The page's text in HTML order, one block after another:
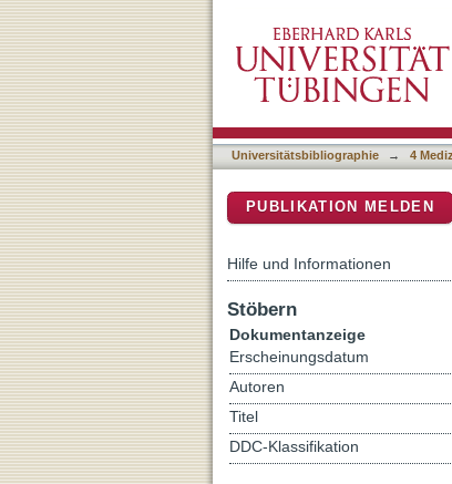
Universitätsbibliographie → 4
PUBLIKATION MELDEN
Hilfe und Informationen
Stöbern
Dokumentanzeige
Erscheinungsdatum
Autoren
Titel
DDC-Klassifikation